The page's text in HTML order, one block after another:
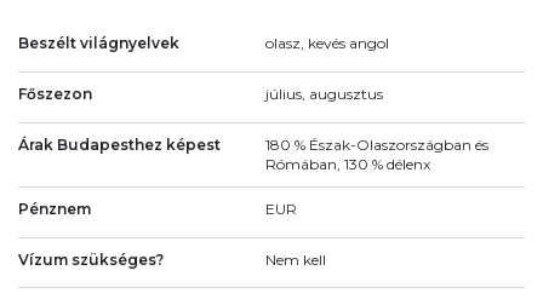
Beszélt világnyelvek olasz, kevés angol
Főszezon július, augusztus
Árak Budapesthez képest
180 % Észak-Olaszországban és
Rómában, 130 % délenx
Pénznem EUR
Vízum szükséges? Nem kell